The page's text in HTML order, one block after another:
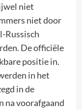
niet
niet door
Russisch
De officiële
positie in.
in het
in de
na voorafgaand